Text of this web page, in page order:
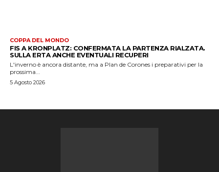
COPPA DEL MONDO
FIS A KRONPLATZ: CONFERMATA LA PARTENZA RIALZATA.
SULLA ERTA ANCHE EVENTUALI RECUPERI
L'inverno è ancora distante, ma a Plan de Corones i preparativi per la
prossima...
5 Agosto 2026